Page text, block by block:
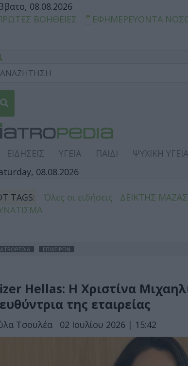
08.08.2026
ΒΟΗΘΕΙΕΣ
ΕΦΗΜΕΡΕΥΟΝΤΑ
ΕΙΔΗΣΕΙΣ ΥΓΕΙΑ ΠΑΙΔΙ ΨΥΧΙΚΗ ΥΓΕΙΑ
08.08.2026
TAGS: Όλες οι ειδήσεις ΔΕΙΚΤΗΣ
ΕΠΙΧΕΙΡΕΙΝ
Hellas: H Χριστίνα
της εταιρείας
Τσουλέα 02 Ιουλίου 2026 | 15:42